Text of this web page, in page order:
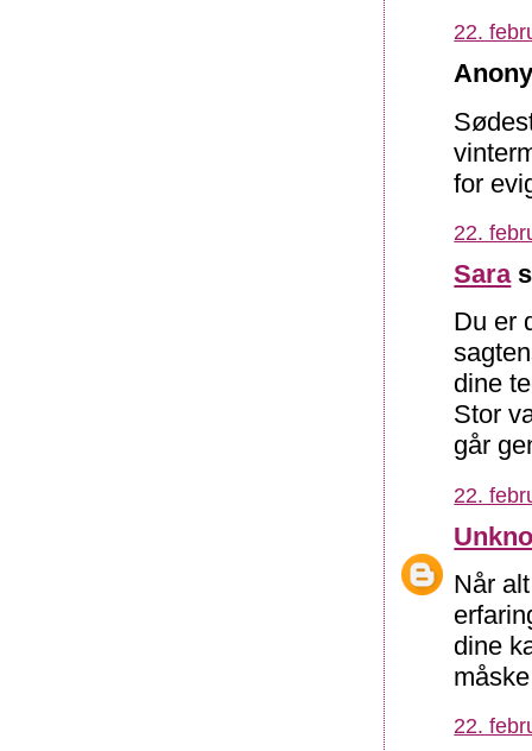
22.
for
22.
Sara
Du er
dine
Stor
går
22.
Når
dine
22.